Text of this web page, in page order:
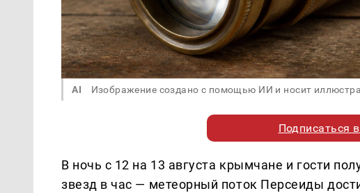
AI Изображение создано с помощью ИИ и носит
Подписаться
В ночь с 12 на 13 августа крымчане и гости
звезд в час — метеорный поток Персеиды